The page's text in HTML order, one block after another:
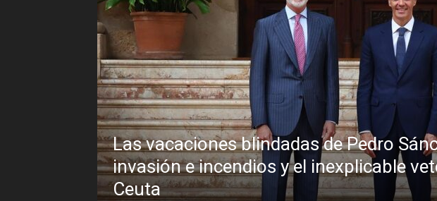
de Pedro Sánchez frente a un
y el inexplicable veto al Rey en
Sin
Brasil y la